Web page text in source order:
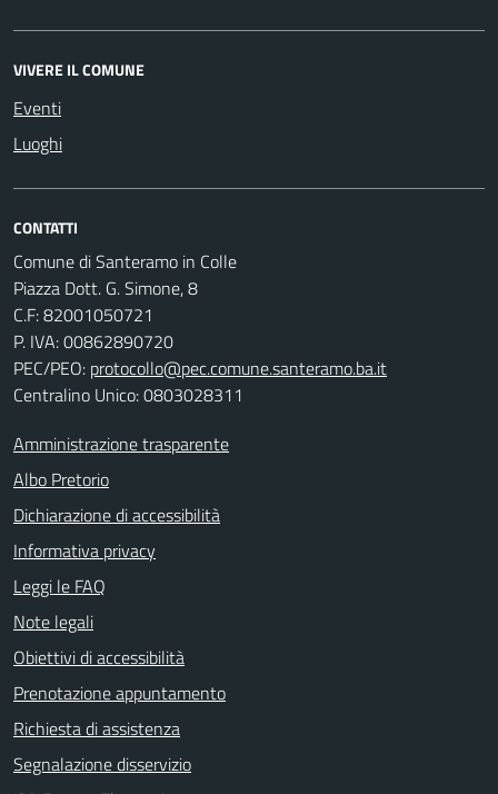
VIVERE IL COMUNE
Eventi
Luoghi
CONTATTI
Comune di Santeramo in Colle
Piazza Dott. G. Simone, 8
C.F:82001050721
P. IVA:00862890720
PEC/PEO: protocollo@pec.comune.santeramo.ba.it
Centralino Unico: 0803028311
Amministrazione trasparente
Albo Pretorio
Dichiarazione di accessibilità
Informativa privacy
Leggi le FAQ
Note legali
Obiettivi di accessibilità
Prenotazione appuntamento
Richiesta di assistenza
Segnalazione disservizio